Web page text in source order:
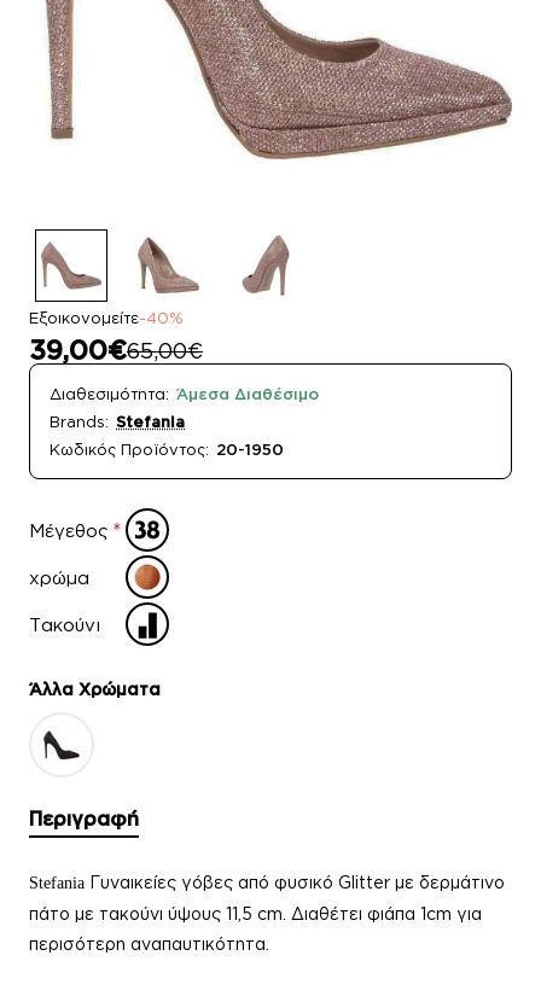
Εξοικονομείτε-40%
39,00€65,00€
Διαθεσιμότητα: Άμεσα Διαθέσιμο
Brands: Stefania
Κωδικός Προϊόντος: 20-1950
Μέγεθος
χρώμα
Τακούνι
Άλλα Xρώματα
Περιγραφή
Stefania Γυναικείες γόβες από φυσικό Glitter με δερμάτινο
πάτο με τακούνι ύψους 11,5 cm. Διαθέτει φιάπα 1cm για
περισότερη αναπαυτικότητα.